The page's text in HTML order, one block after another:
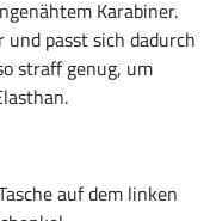
Karabiner.
passt sich dadurch
straff genug, um
auf dem linken